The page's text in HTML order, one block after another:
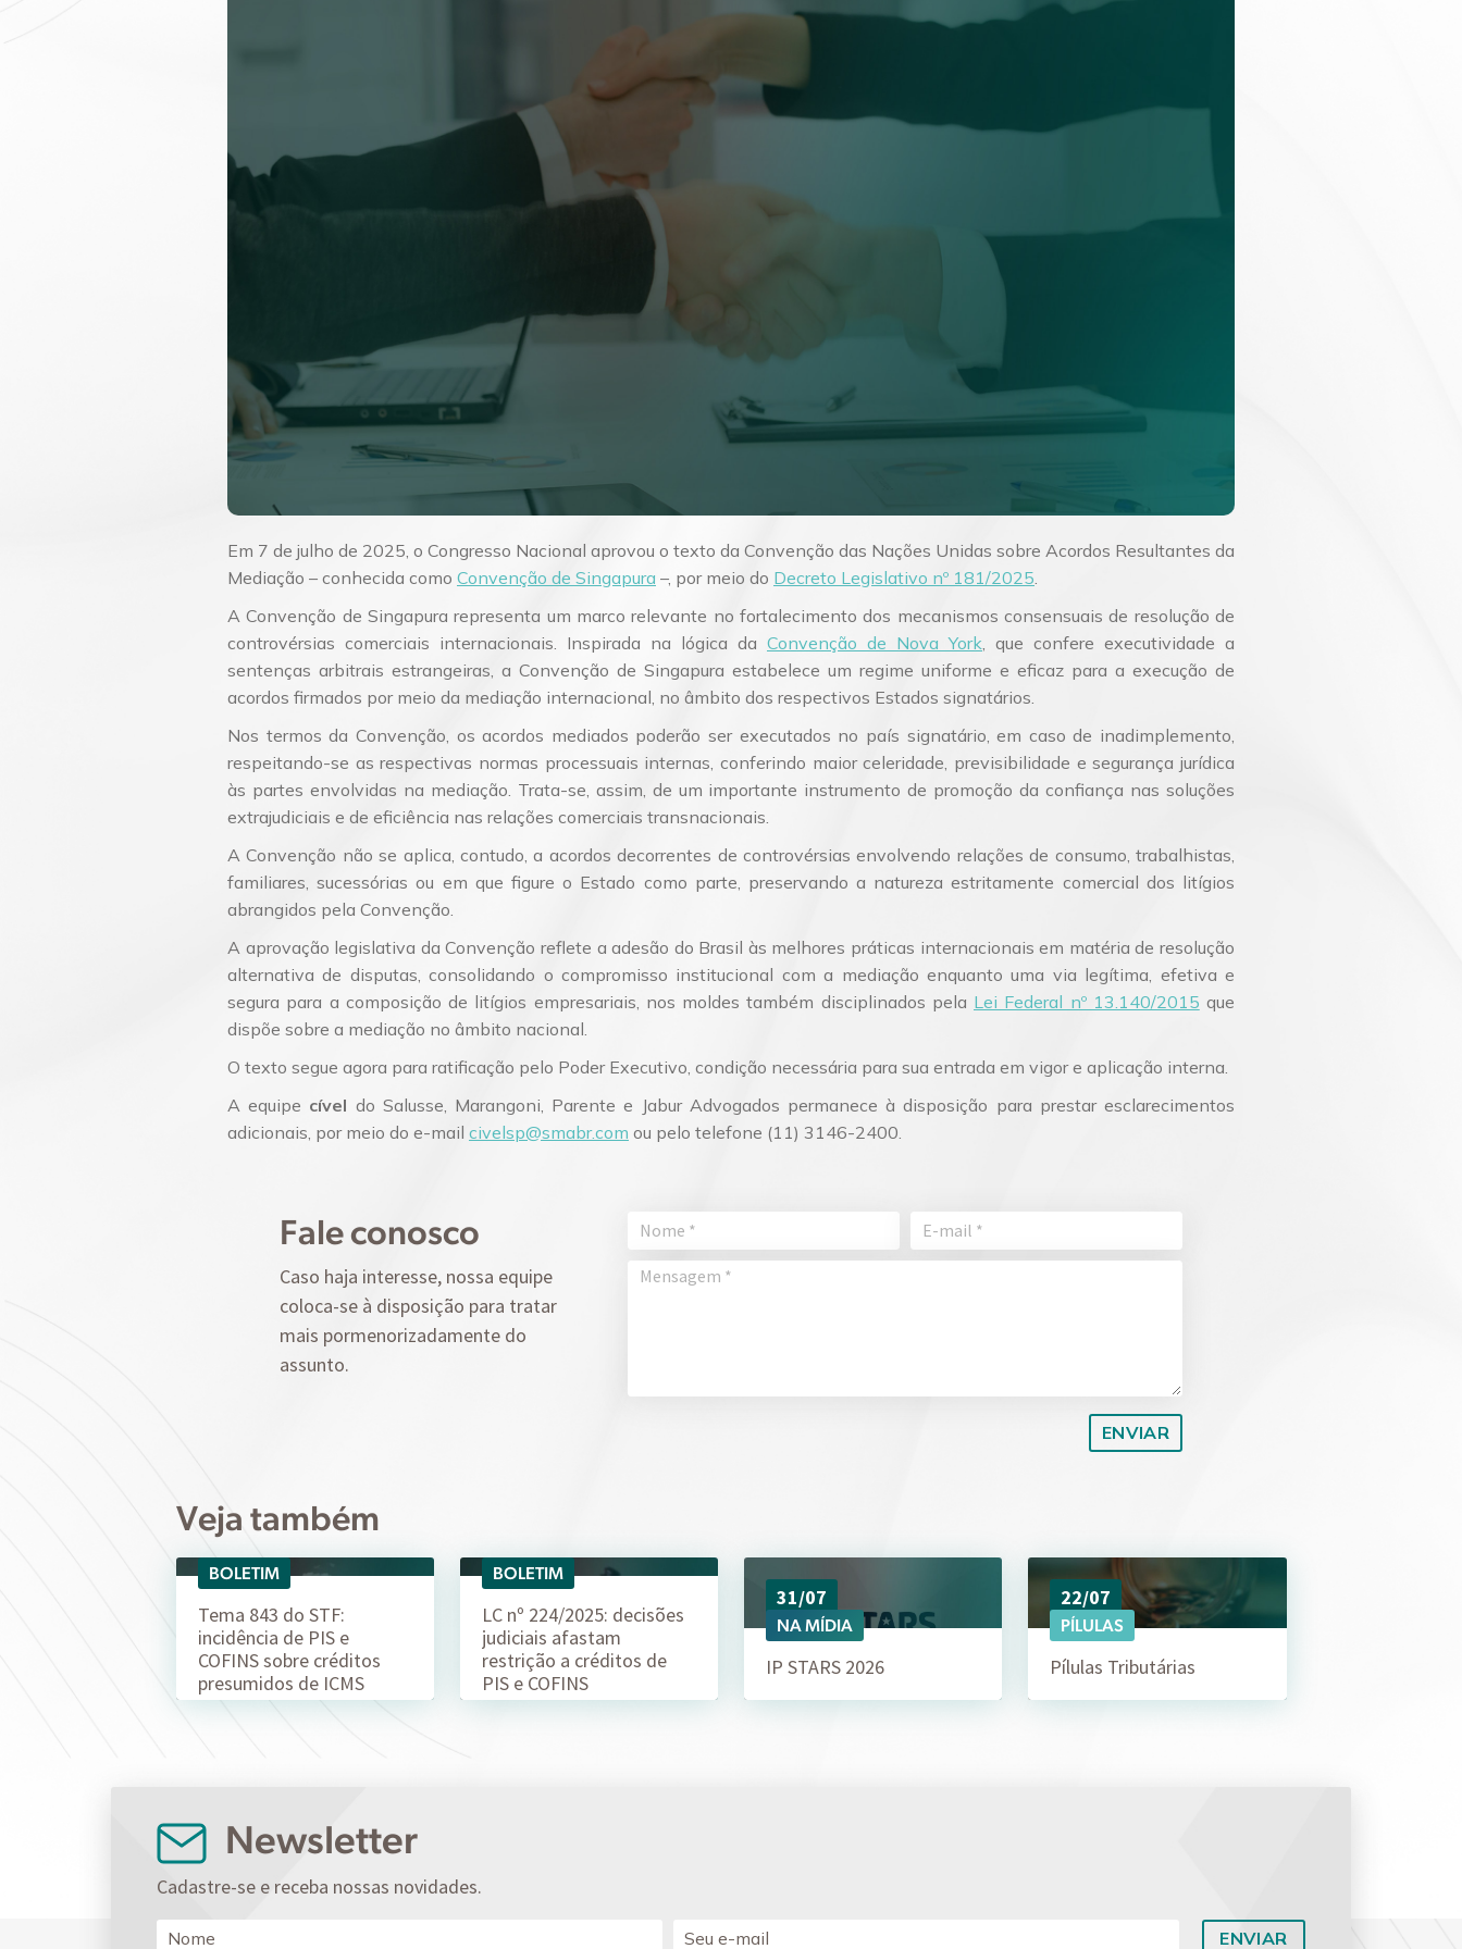
Em 7 de julho de 2025, o Congresso Nacional aprovou o texto da Convenção das Nações Unidas sobre Acordos Resultantes da
Mediação – conhecida como Convenção de Singapura –, por meio do Decreto Legislativo nº 181/2025
A Convenção de Singapura representa um marco relevante no fortalecimento dos mecanismos consensuais de resolução de
controvérsias comerciais internacionais. Inspirada na lógica da Convenção de Nova York , que confere executividade a
sentenças arbitrais estrangeiras, a Convenção de Singapura estabelece um regime uniforme e eficaz para a execução de
acordos firmados por meio da mediação internacional, no âmbito dos respectivos Estados signatários.
Nos termos da Convenção, os acordos mediados poderão ser executados no país signatário, em caso de inadimplemento,
respeitando-se as respectivas normas processuais internas, conferindo maior celeridade, previsibilidade e segurança jurídica
às partes envolvidas na mediação. Trata-se, assim, de um importante instrumento de promoção da confiança nas soluções
extrajudiciais e de eficiência nas relações comerciais transnacionais.
A Convenção não se aplica, contudo, a acordos decorrentes de controvérsias envolvendo relações de consumo, trabalhistas,
familiares, sucessórias ou em que figure o Estado como parte, preservando a natureza estritamente comercial dos litígios
abrangidos pela Convenção.
A aprovação legislativa da Convenção reflete a adesão do Brasil às melhores práticas internacionais em matéria de resolução
alternativa de disputas, consolidando o compromisso institucional com a mediação enquanto uma via legítima, efetiva e
segura para a composição de litígios empresariais, nos moldes também disciplinados pela Lei Federal nº 13.140/2015 que
dispõe sobre a mediação no âmbito nacional.
O texto segue agora para ratificação pelo Poder Executivo, condição necessária para sua entrada em vigor e aplicação interna.
A equipe cível do Salusse, Marangoni, Parente e Jabur Advogados permanece à disposição para prestar esclarecimentos
adicionais, por meio do e-mail civelsp@smabr.com ou pelo telefone (11) 3146-2400.
Fale conosco
Caso haja interesse, nossa equipe
coloca-se à disposição para tratar
mais pormenorizadamente do
assunto.
Veja também
04/08
BOLETIM
Tema 843 do STF:
incidência de PIS e
COFINS sobre créditos
presumidos de ICMS
04/08
BOLETIM
LC nº 224/2025: decisões
judiciais afastam
restrição a créditos de
PIS e COFINS
31/07
NA MÍDIA
IP STARS 2026
22/07
PÍLULAS
Pílulas Tributárias
Newsletter
Cadastre-se e receba nossas novidades.